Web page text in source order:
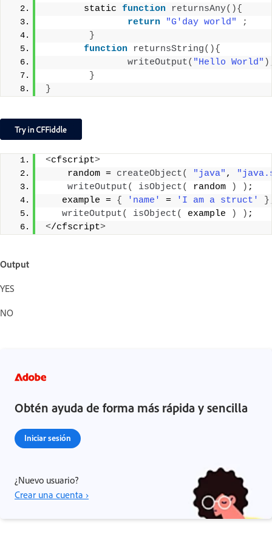
       static
function returnsAny(){
return
"G'day world"
;
}
function returnsString(){
writeOutput( "Hello World" )
}
}
<cfscript>
    random =
createObject( "java" ,
writeOutput( isObject( random ) ) ;
   example =
{ 'name' = 'I am a struct' }
writeOutput( isObject( example ) )
</cfscript>
Output
YES
NO
Obtén ayuda de forma más rápida y sencilla
Iniciar sesión
¿Nuevo usuario?
Crear una cuenta ›